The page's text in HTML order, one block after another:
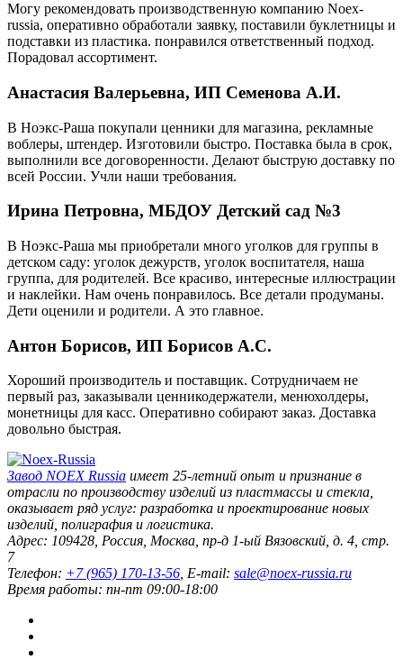
Могу рекомендовать производственную компанию Noex-
russia, оперативно обработали заявку, поставили буклетницы и
подставки из пластика. понравился ответственный подход.
Порадовал ассортимент.
Анастасия Валерьевна, ИП Семенова А.И.
В Ноэкс-Раша покупали ценники для магазина, рекламные
воблеры, штендер. Изготовили быстро. Поставка была в срок,
выполнили все договоренности. Делают быструю доставку по
всей России. Учли наши требования.
Ирина Петровна, МБДОУ Детский сад №3
В Ноэкс-Раша мы приобретали много уголков для группы в
детском саду: уголок дежурств, уголок воспитателя, наша
группа, для родителей. Все красиво, интересные иллюстрации
и наклейки. Нам очень понравилось. Все детали продуманы.
Дети оценили и родители. А это главное.
Антон Борисов, ИП Борисов А.С.
Хороший производитель и поставщик. Сотрудничаем не
первый раз, заказывали ценникодержатели, менюхолдеры,
монетницы для касс. Оперативно собирают заказ. Доставка
довольно быстрая.
Завод NOEX Russia имеет 25-летний опыт и признание в
отрасли по производству изделий из пластмассы и стекла,
оказывает ряд услуг: разработка и проектирование новых
изделий, полиграфия и логистика.
Адрес: 109428, Россия, Москва, пр-д 1-ый Вязовский, д. 4, стр.
7
Телефон: +7 (965) 170-13-56, E-mail: sale@noex-russia.ru
Время работы: пн-пт 09:00-18:00